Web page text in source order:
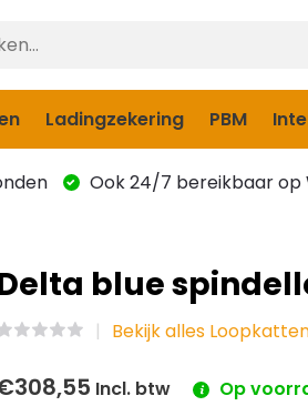
Ladingzekering PBM
Ook 24/7 bereikbaar op
blue
Bekijk alles
Incl. btw
Op